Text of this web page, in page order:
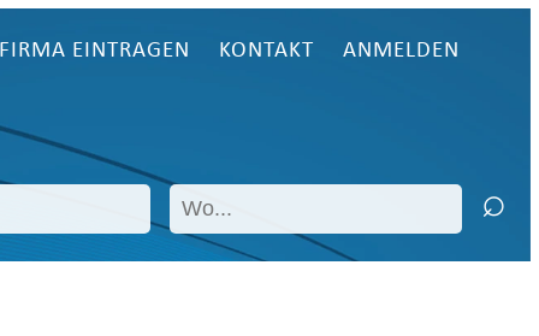
FIRMA EINTRAGEN KONTAKT ANMELDEN